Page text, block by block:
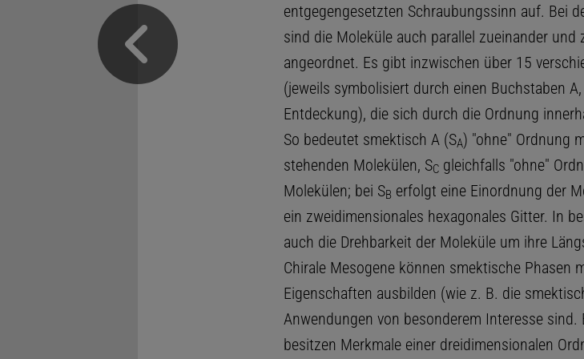
entgegengesetzten Schraubungssinn auf. Bei
sind die Moleküle auch parallel zueinander
angeordnet. Es gibt inzwischen über 15
(jeweils symbolisiert durch einen Buchstaben
Entdeckung), die sich durch die Ordnung
So bedeutet smektisch A (SA) "ohne" Ordnung
stehenden Molekülen, SCgleichfalls "ohne"
Molekülen; bei SB erfolgt eine Einordnung der
ein zweidimensionales hexagonales Gitter. In
auch die Drehbarkeit der Moleküle um ihre
Chirale Mesogene können smektische Phasen
Eigenschaften ausbilden (wie z. B. die
Anwendungen von besonderem Interesse sind.
besitzen Merkmale einer dreidimensionalen